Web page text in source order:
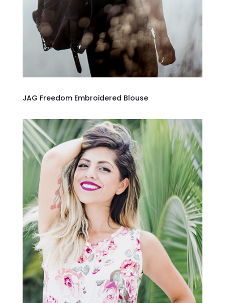
JAG Freedom Embroidered Blouse